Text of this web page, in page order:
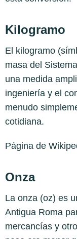
Kilogramo
El kilogramo​
masa del
una medida
ingeniería y el
menudo
cotidiana.
Página de
Onza
La onza (oz) es
Antigua Roma
mercancías y